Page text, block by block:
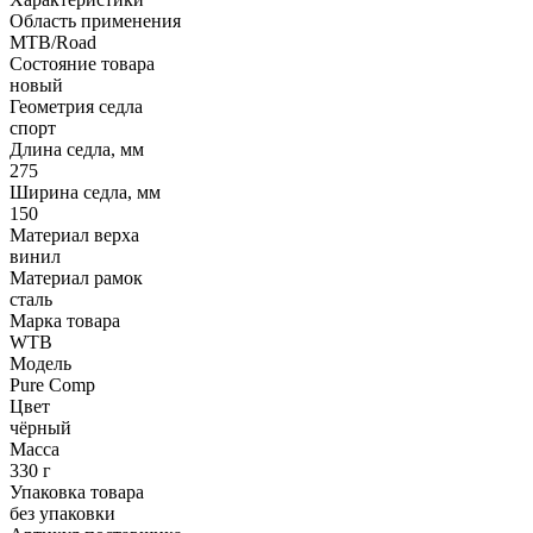
Область применения
MTB/Road
Состояние товара
новый
Геометрия седла
спорт
Длина седла, мм
275
Ширина седла, мм
150
Материал верха
винил
Материал рамок
сталь
Марка товара
WTB
Модель
Pure Comp
Цвет
чёрный
Масса
330 г
Упаковка товара
без упаковки